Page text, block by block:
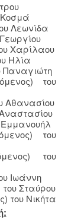
Λεωνίδα
Χαρίλαου
Ηλία
του
Αθανασίου
Εμμανουήλ
του
του
Ιωάννη
Σταύρου
του Νικήτα